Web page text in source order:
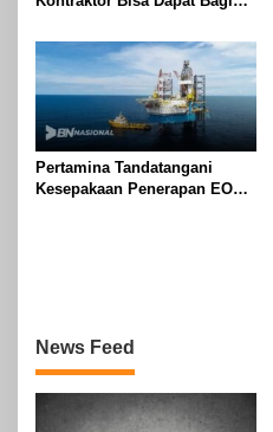
Pertamina Tandatangani
Kesepakaan Penerapan EOR
News Feed